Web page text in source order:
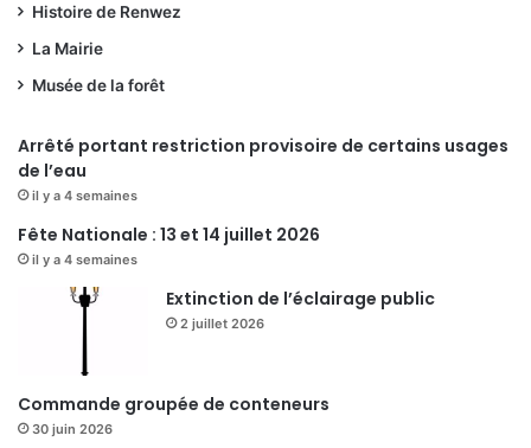
Histoire de Renwez
La Mairie
Musée de la forêt
Arrêté portant restriction provisoire de certains usages
de l’eau
il y a 4 semaines
Fête Nationale : 13 et 14 juillet 2026
il y a 4 semaines
Extinction de l’éclairage public
2 juillet 2026
Commande groupée de conteneurs
30 juin 2026